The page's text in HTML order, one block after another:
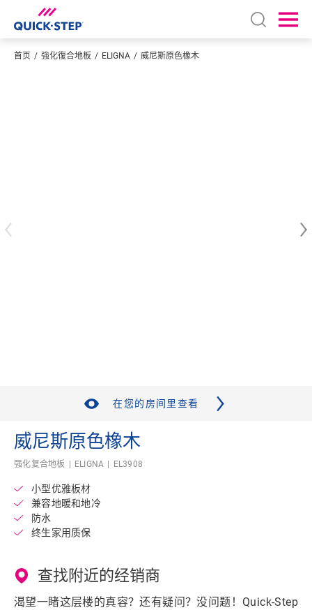
Open
首页 強化復合地板 ELIGNA 威尼斯原色橡木
在您的房间里查看
威尼斯原色橡木
强化复合地板 ELIGNA EL3908
小型优雅板材
兼容地暖和地冷
防水
终生家用质保
查找附近的经销商
渴望一睹这层楼的真容？还有疑问？没问题！Quick-Step